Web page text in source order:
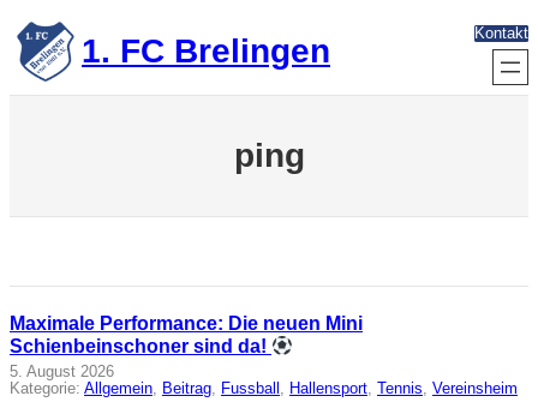
Zum
Inhalt
springen 1. FC Brelingen Kontakt
ping
Maximale Performance: Die neuen Mini
Schienbeinschoner sind da!
5. August 2026
Kategorie: Allgemein, Beitrag, Fussball , Hallensport, Tennis, Vereinsheim